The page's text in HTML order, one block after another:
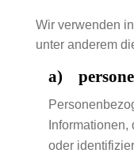
Wir verwenden
unter anderem
a)
oder